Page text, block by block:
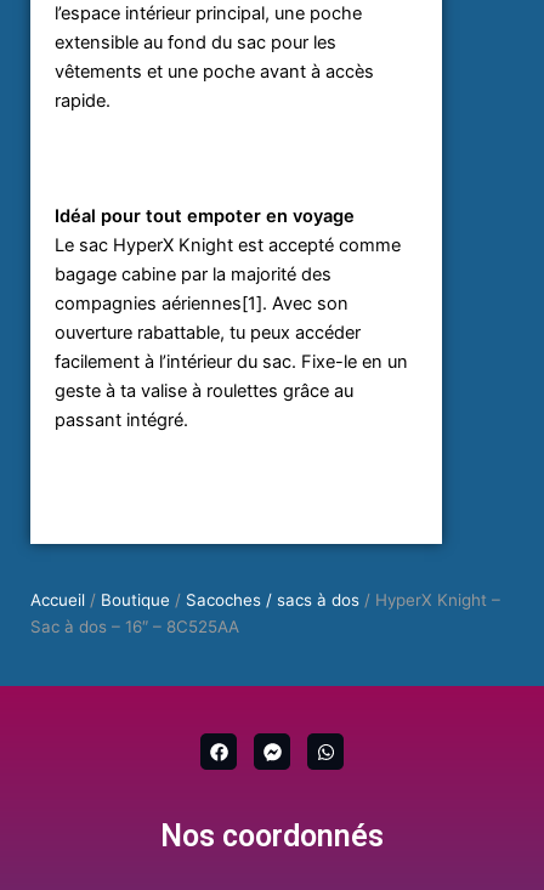
l’espace intérieur principal, une poche
extensible au fond du sac pour les
vêtements et une poche avant à accès
rapide.
Idéal pour tout empoter en voyage
Le sac HyperX Knight est accepté comme
bagage cabine par la majorité des
compagnies aériennes[1]. Avec son
ouverture rabattable, tu peux accéder
facilement à l’intérieur du sac. Fixe-le en un
geste à ta valise à roulettes grâce au
passant intégré.
Accueil/ Boutique / Sacoches / sacs à dos/ HyperX Knight –
Sac à dos – 16″ – 8C525AA
Nos coordonnés
F
a
c
o
o
F
a
c
o
o
W
h
a
a
p